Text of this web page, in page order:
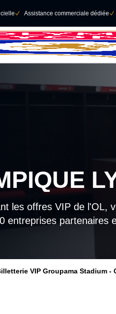
􀆅 Assistance commerciale dédiée􀆅
les offres VIP de l'OL,
entreprises partenaires
VIP Groupama Stadium -